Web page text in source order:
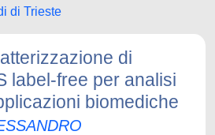
di Trieste
di
label-free per analisi
biomediche